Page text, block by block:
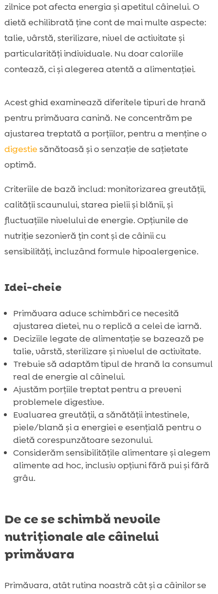
Controlul caloriilor fără să sacrificăm
sațietatea

Proteine, grăsimi și carbohidrați: echilibrul
ideal în sezonul cald
 Hidratarea și digestia: priorități de
Alergii sezoniere și sensibilități alimentare:
Cum facem tranziția corectă la o nouă
hrană primăvara
Hrană uscată sau umedă primăvara: ce
alegem și de ce
pentru câini de toate taliile
Ely hrană umedă: când ne ajută și cum o
combinăm în meniu
 Recompense și răsfăț responsabil:
MeatLover și controlul aportului zilnic
Palat pretențios și igienă orală: Mr. Easy și
Concluzie
FAQ
zilnice pot afecta energia și apetitul câinelui. O
dietă echilibrată ține cont de mai multe aspecte:
talie, vârstă, sterilizare, nivel de activitate și
particularități individuale. Nu doar caloriile
contează, ci și alegerea atentă a alimentației.
Acest ghid examinează diferitele tipuri de hrană
pentru primăvara canină. Ne concentrăm pe
ajustarea treptată a porțiilor, pentru a menține o
digestie sănătoasă și o senzație de sațietate
optimă.
Criteriile de bază includ: monitorizarea greutății,
calității scaunului, starea pielii și blănii, și
fluctuațiile nivelului de energie. Opțiunile de
nutriție sezonieră țin cont și de câinii cu
sensibilități, incluzând formule hipoalergenice.
Idei-cheie
Primăvara aduce schimbări ce necesită
ajustarea dietei, nu o replică a celei de iarnă.
Deciziile legate de alimentație se bazează pe
talie, vârstă, sterilizare și nivelul de activitate.
Trebuie să adaptăm tipul de hrană la consumul
real de energie al câinelui.
Ajustăm porțiile treptat pentru a preveni
problemele digestive.
Evaluarea greutății, a sănătății intestinele,
piele/blană și a energiei e esențială pentru o
dietă corespunzătoare sezonului.
Considerăm sensibilitățile alimentare și alegem
alimente ad hoc, inclusiv opțiuni fără pui și fără
grâu.
De ce se schimbă nevoile
nutriționale ale câinelui
primăvara
Primăvara, atât rutina noastră cât și a câinilor se